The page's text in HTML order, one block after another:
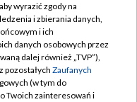
wyrazić zgody na
i zbierania danych,
i ich
danych osobowych przez
dalej również „TVP”),
pozostałych Zaufanych
(w tym do
Twoich zainteresowań i